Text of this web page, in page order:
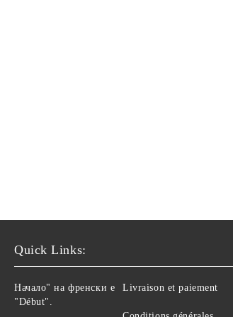
Quick Links:
Начало" на френски е
"Début".
Livraison et paiement